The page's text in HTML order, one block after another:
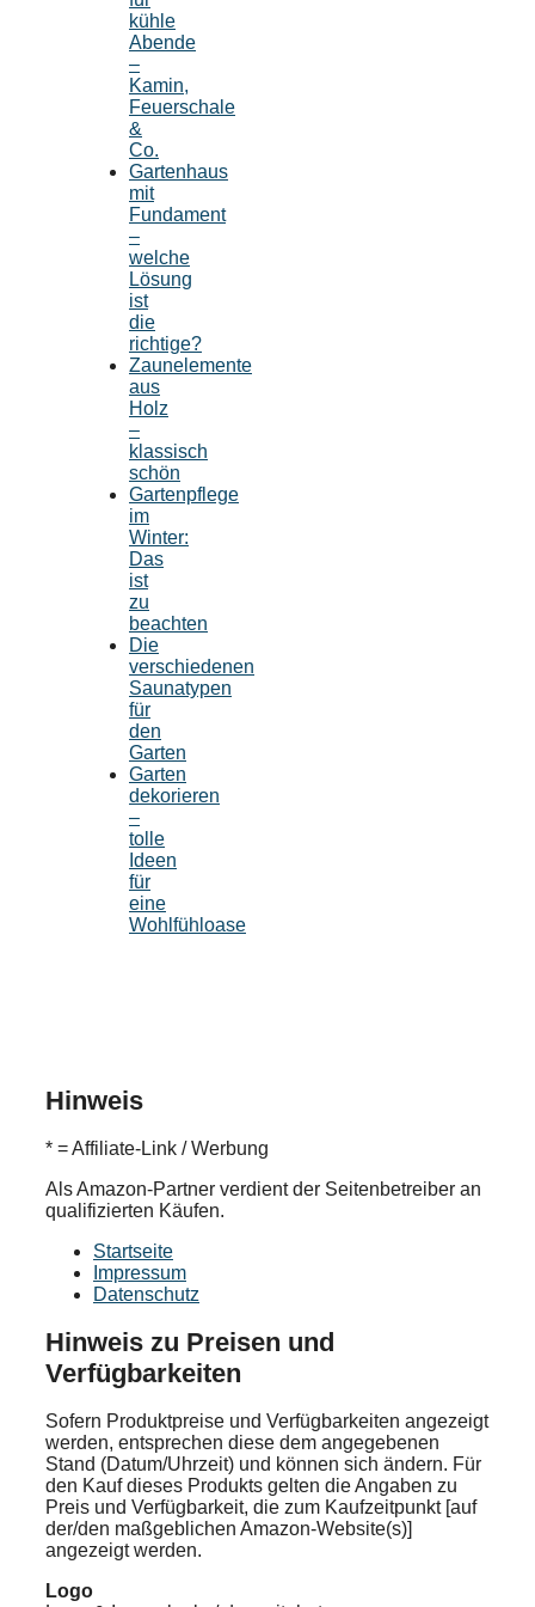
kühle
Abende
–
Kamin,
Feuerschale
&
Co.
Gartenhaus
mit
Fundament
–
welche
Lösung
ist
die
richtige?
Zaunelemente
aus
Holz
–
klassisch
schön
Gartenpflege
im
Winter:
Das
ist
zu
beachten
Die
verschiedenen
Saunatypen
für
den
Garten
Garten
dekorieren
–
tolle
Ideen
für
eine
Wohlfühloase
Hinweis
* = Affiliate-Link / Werbung
Als Amazon-Partner verdient der Seitenbetreiber an
qualifizierten Käufen.
Startseite
Impressum
Datenschutz
Hinweis zu Preisen und
Verfügbarkeiten
Sofern Produktpreise und Verfügbarkeiten angezeigt
werden, entsprechen diese dem angegebenen
Stand (Datum/Uhrzeit) und können sich ändern. Für
den Kauf dieses Produkts gelten die Angaben zu
Preis und Verfügbarkeit, die zum Kaufzeitpunkt [auf
der/den maßgeblichen Amazon-Website(s)]
angezeigt werden.
Logo